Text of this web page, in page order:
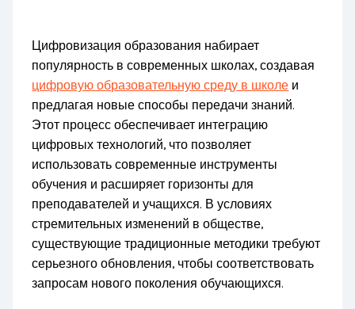
Цифровизация образования набирает
популярность в современных школах, создавая
цифровую образовательную среду в школе и
предлагая новые способы передачи знаний.
Этот процесс обеспечивает интеграцию
цифровых технологий, что позволяет
использовать современные инструменты
обучения и расширяет горизонты для
преподавателей и учащихся. В условиях
стремительных изменений в обществе,
существующие традиционные методики требуют
серьезного обновления, чтобы соответствовать
запросам нового поколения обучающихся.